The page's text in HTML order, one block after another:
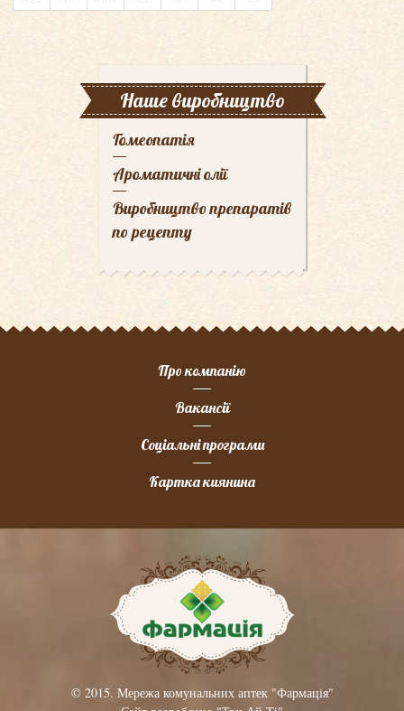
Наше виробництво
Гомеопатія
Ароматичні олії
Виробництво препаратів
по рецепту
Про компанію
Вакансії
Соціальні програми
Картка киянина
© 2015. Мережа комунальних аптек "Фармація"